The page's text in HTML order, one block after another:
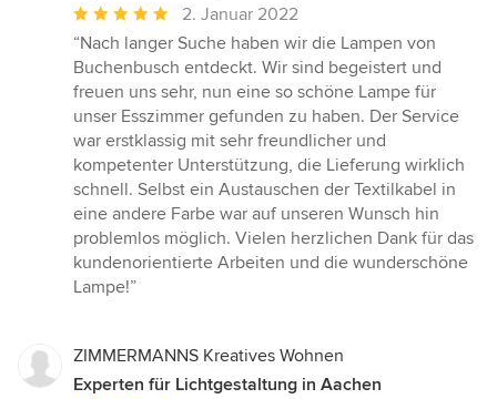
Durchschnittliche
Bewertung:
5
von
5
Sternen
2. Januar 2022
“Nach langer Suche haben wir die Lampen von
Buchenbusch entdeckt. Wir sind begeistert und
freuen uns sehr, nun eine so schöne Lampe für
unser Esszimmer gefunden zu haben. Der Service
war erstklassig mit sehr freundlicher und
kompetenter Unterstützung, die Lieferung wirklich
schnell. Selbst ein Austauschen der Textilkabel in
eine andere Farbe war auf unseren Wunsch hin
problemlos möglich. Vielen herzlichen Dank für das
kundenorientierte Arbeiten und die wunderschöne
Lampe!”
ZIMMERMANNS Kreatives Wohnen
Experten für Lichtgestaltung in Aachen